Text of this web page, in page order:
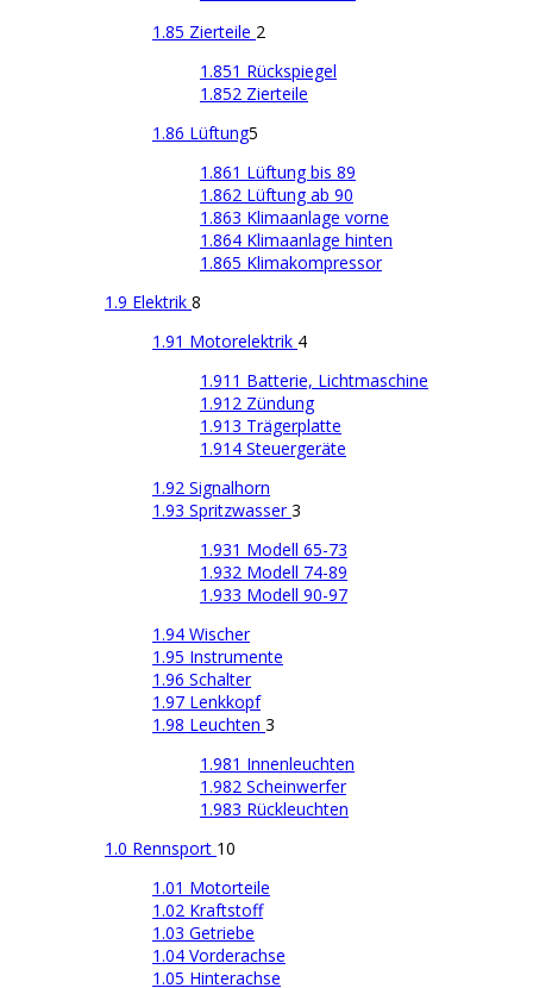
1.85 Zierteile 2
1.851 Rückspiegel
1.852 Zierteile
1.86 Lüftung5
1.861 Lüftung bis 89
1.862 Lüftung ab 90
1.863 Klimaanlage vorne
1.864 Klimaanlage hinten
1.865 Klimakompressor
1.9 Elektrik 8
1.91 Motorelektrik 4
1.911 Batterie, Lichtmaschine
1.912 Zündung
1.913 Trägerplatte
1.914 Steuergeräte
1.92 Signalhorn
1.93 Spritzwasser3
1.931 Modell 65-73
1.932 Modell 74-89
1.933 Modell 90-97
1.94 Wischer
1.95 Instrumente
1.96 Schalter
1.97 Lenkkopf
1.98 Leuchten 3
1.981 Innenleuchten
1.982 Scheinwerfer
1.983 Rückleuchten
1.0 Rennsport 10
1.01 Motorteile
1.02 Kraftstoff
1.03 Getriebe
1.04 Vorderachse
1.05 Hinterachse